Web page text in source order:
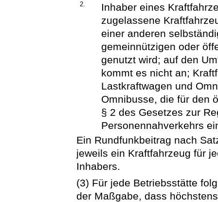
2.
Inhaber eines
zugelassene
einer anderen
gemeinnützigen oder
genutzt wird; auf den
kommt es nicht an;
Lastkraftwagen und
Omnibusse, die für den
§ 2 des Gesetzes zur
Personennahverkehrs
Ein Rundfunkbeitrag nach
jeweils ein Kraftfahrzeug für
Inhabers.
(3) Für jede Betriebsstätte
der Maßgabe, dass